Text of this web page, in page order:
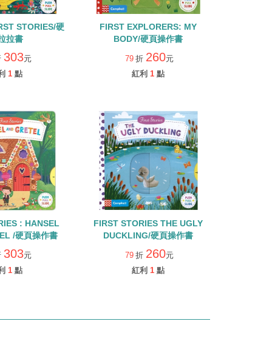
STORIES/硬
拉書
303元
1 點
FIRST EXPLORERS: MY
BODY/硬頁操作書
79 折 260元
紅利 1 點
: HANSEL
/硬頁操作書
303元
1 點
FIRST STORIES THE UGLY
DUCKLING/硬頁操作書
79 折 260元
紅利 1 點